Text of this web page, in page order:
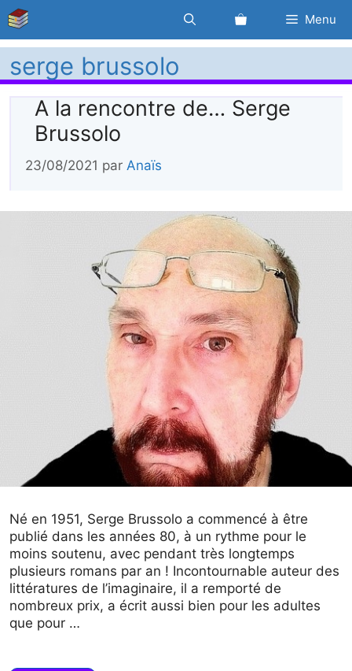
Aller
au
contenu
Menu
serge brussolo
A la rencontre de… Serge
Brussolo
23/08/2021 par Anaïs
Né en 1951, Serge Brussolo a commencé à être
publié dans les années 80, à un rythme pour le
moins soutenu, avec pendant très longtemps
plusieurs romans par an ! Incontournable auteur des
littératures de l’imaginaire, il a remporté de
nombreux prix, a écrit aussi bien pour les adultes
que pour …